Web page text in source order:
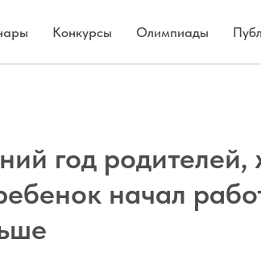
Конкурсы Олимпиады
год
начал